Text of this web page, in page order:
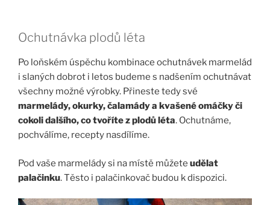
Ochutnávka plodů léta
Po loňském úspěchu kombinace ochutnávek marmelád
i slaných dobrot i letos budeme s nadšením ochutnávat
všechny možné výrobky. Přineste tedy své
marmelády, okurky, čalamády a kvašené omáčky či
cokoli dalšího, co tvoříte z plodů léta. Ochutnáme,
pochválíme, recepty nasdílíme.
Pod vaše marmelády si na místě můžete udělat
palačinku. Těsto i palačinkovač budou k dispozici.